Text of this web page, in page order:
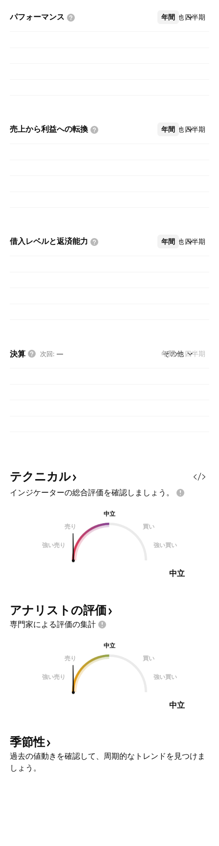
パフォーマンス 年間 四半期
その他
売上から利益への転換 年間 四半期
その他
借入レベルと返済能力 年間 四半期
その他
決算 次回: — 年間 四半期
その他
テクニカル
インジケーターの総合評価を確認しましょう。
中立
売り
買い
強い売り 強い買い
中立
アナリストの評価
専門家による評価の集計
中立
売り
買い
強い売り 強い買い
中立
季節性
過去の値動きを確認して、周期的なトレンドを見つけま
しょう。